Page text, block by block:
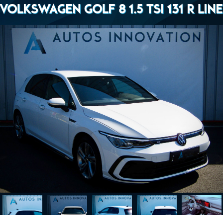
VOLKSWAGEN GOLF 8 1.5 TSI 131 R LINE